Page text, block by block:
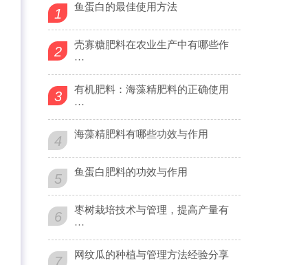
1 鱼蛋白的最佳使用方法
2
壳寡糖肥料在农业生产中有哪些作
···
3
有机肥料：海藻精肥料的正确使用
···
4 海藻精肥料有哪些功效与作用
5 鱼蛋白肥料的功效与作用
6
枣树栽培技术与管理，提高产量有
···
7 网纹瓜的种植与管理方法经验分享